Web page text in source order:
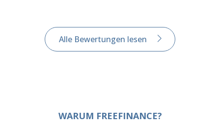
Alle Bewertungen lesen
WARUM FREEFINANCE?